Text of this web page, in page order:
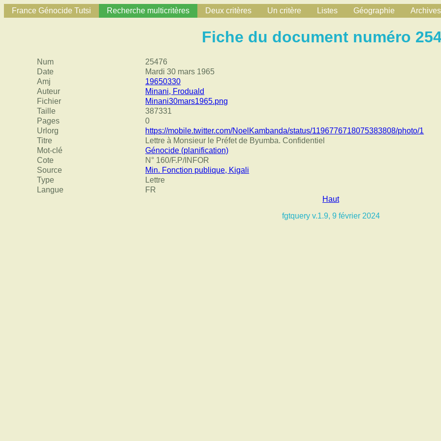
France Génocide Tutsi Recherche multicritères Deux critères Un critère Listes Géographie Archives
Fiche du document numéro
Num
25476
Date
Mardi 30 mars 1965
Amj
19650330
Auteur
Minani, Froduald
Fichier
Minani30mars1965.png
Taille
387331
Pages
0
Urlorg
https://mobile.twitter.com/NoelKambanda/status/1196776718075383808/photo/1
Titre
Lettre à Monsieur le Préfet de Byumba. Confidentiel
Mot-clé
Génocide (planification)
Cote
N° 160/F.P/INFOR
Source
Min. Fonction publique, Kigali
Type
Lettre
Langue
FR
Haut
fgtquery v.1.9, 9 février 2024